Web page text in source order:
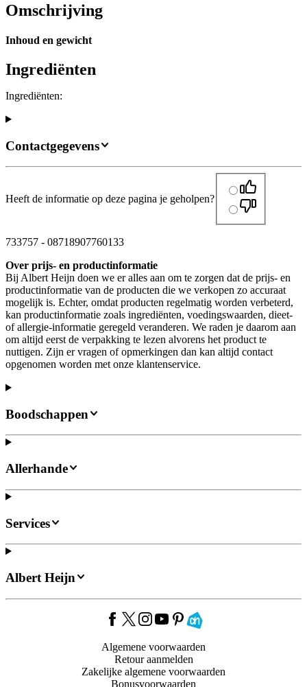
Omschrijving
Inhoud en gewicht
Ingrediënten
Ingrediënten:
Contactgegevens
Heeft de informatie op deze pagina je geholpen?
733757 - 08718907760133
Over prijs- en productinformatie
Bij Albert Heijn doen we er alles aan om te zorgen dat de prijs- en
productinformatie van de producten die we verkopen zo accuraat
mogelijk is. Echter, omdat producten regelmatig worden verbeterd,
kan productinformatie zoals ingrediënten, voedingswaarden, dieet-
of allergie-informatie geregeld veranderen. We raden je daarom aan
om altijd eerst de verpakking te lezen alvorens het product te
nuttigen. Zijn er vragen of opmerkingen dan kan altijd contact
opgenomen worden met onze klantenservice.
Boodschappen
Allerhande
Services
Albert Heijn
Algemene voorwaarden
Retour aanmelden
Zakelijke algemene voorwaarden
Bonusvoorwaarden